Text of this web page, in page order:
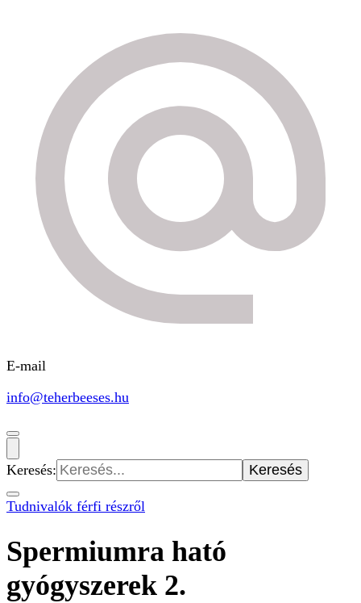
E-mail
info@teherbeeses.hu
Keresés:
Tudnivalók férfi részről
Spermiumra ható
gyógyszerek 2.